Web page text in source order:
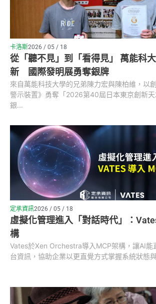
卡洛斯2026 / 05 / 18
從「聽不見」到「看得見」 萬能科
新 國際發明展勇奪銀牌
來自萬能科技大學的兄弟陳力宏與陳柏維，以
警示裝置》勇奪「2026第40屆日本東京創新天
銀...
定承資訊2026 / 05 / 18
虛擬化管理進入「對話時代」：
構
Vates於Xen Orchestra導入MCP架構，讓AI能
台資訊，協助企業以更直覺方式掌握系統狀態